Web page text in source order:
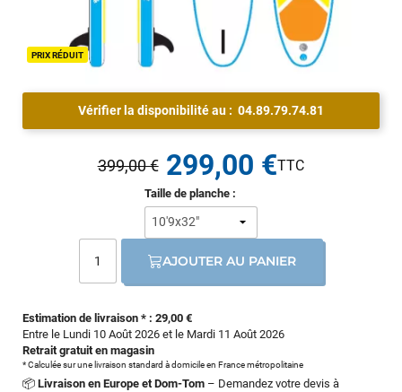
PRIX RÉDUIT
Vérifier la disponibilité au : 04.89.79.74.81
Estimation de livraison * : 29,00 €
Entre le Lundi 10 Août 2026 et le Mardi 11 Août 2026
Retrait gratuit en magasin
* Calculée sur une livraison standard à domicile en France métropolitaine
📦 Livraison en Europe et Dom-Tom – Demandez votre devis à
Taille de planche :
399,00 € 299,00 €
AJOUTER AU PANIER